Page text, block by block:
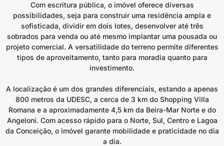
Com escritura pública, o imóvel oferece diversas
possibilidades, seja para construir uma residência ampla e
sofisticada, dividir em dois lotes, desenvolver até três
sobrados para venda ou até mesmo implantar uma pousada ou
projeto comercial. A versatilidade do terreno permite diferentes
tipos de aproveitamento, tanto para moradia quanto para
investimento.
A localização é um dos grandes diferenciais, estando a apenas
800 metros da UDESC, a cerca de 3 km do Shopping Villa
Romana e a aproximadamente 4,5 km da Beira-Mar Norte e do
Angeloni. Com acesso rápido para o Norte, Sul, Centro e Lagoa
da Conceição, o imóvel garante mobilidade e praticidade no dia
a dia.